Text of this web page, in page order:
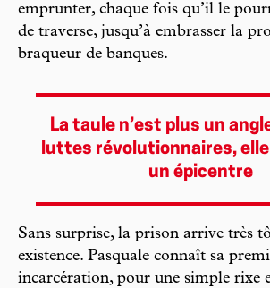
emprunter, chaque fois qu’il le
de traverse, jusqu’à embrasser la
braqueur de banques.
La taule n’est plus un
luttes révolutionnaires,
un épicentre
Sans surprise, la prison arrive très
existence. Pasquale connaît sa
incarcération, pour une simple rixe